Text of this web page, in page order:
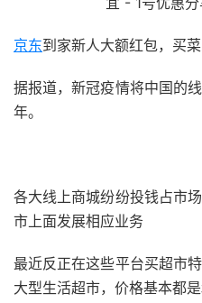
京东到家新人大额红包，买
据报道，新冠疫情将中国的
年。
各大线上商城纷纷投钱占市
市上面发展相应业务
最近反正在这些平台买超市
大型生活超市，价格基本都是